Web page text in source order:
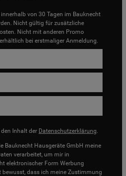
von 30 Tagen im Bauknecht
Nicht gültig für zusätzliche
Nicht mit anderen Promo
bei erstmaliger Anmeldung.
Inhalt der Datenschutzerklärung.
Bauknecht Hausgeräte GmbH meine
verarbeitet, um mir in
elektronischer Form Werbung
bewusst, dass ich meine Zustimmung